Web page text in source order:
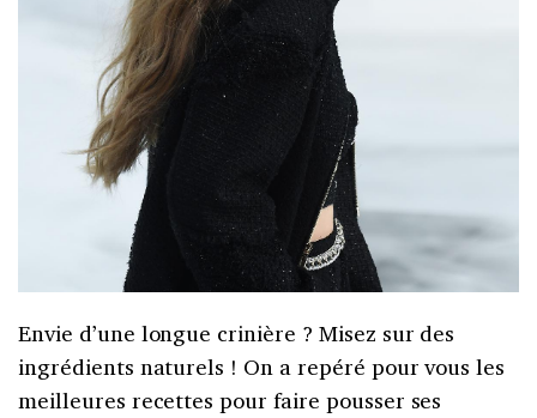
Envie d’une longue crinière ? Misez sur des
ingrédients naturels ! On a repéré pour vous les
meilleures recettes pour faire pousser ses